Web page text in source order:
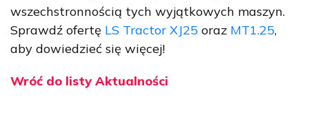
wszechstronnością tych wyjątkowych maszyn.
Sprawdź ofertę LS Tractor XJ25 oraz MT1.25,
aby dowiedzieć się więcej!
Wróć do listy Aktualności